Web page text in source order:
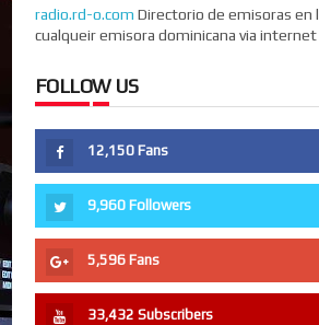
radio.rd-o.com Directorio de emisoras en
cualqueir emisora dominicana via internet
FOLLOW US
12,150 Fans
9,960 Followers
5,596 Fans
33,432 Subscribers